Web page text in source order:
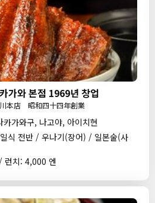
가와 본점 1969년 창업
本店 昭和四十四年創業
가와구, 나고야, 아이치현
식 전반 / 우나기(장어) / 일본술(사
런치: 4,000 엔